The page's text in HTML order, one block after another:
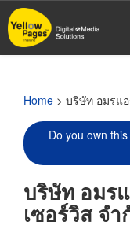
Skip
to
main
Home > บริษัท อมรแ
Do you own
บริษัท อมร
เซอร์วิส จำ